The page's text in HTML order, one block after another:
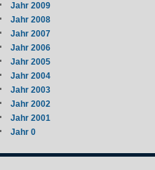
Jahr 2009
Jahr 2008
Jahr 2007
Jahr 2006
Jahr 2005
Jahr 2004
Jahr 2003
Jahr 2002
Jahr 2001
Jahr 0